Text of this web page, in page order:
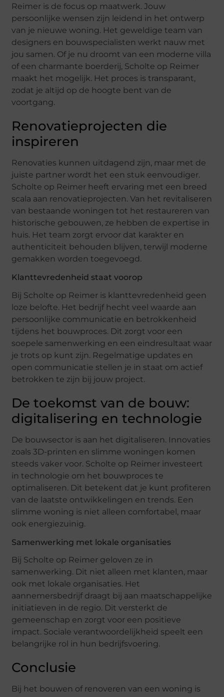
Reimer is de focus op maatwerk. Jouw
persoonlijke wensen zijn leidend in het ontwerp
van je nieuwe woning. Het geweldige team van
designers en bouwspecialisten werkt nauw met
jou samen. Of je nu droomt van een moderne villa
of een charmante boerderij, Scholte op Reimer
maakt het mogelijk. Het proces is transparant,
zodat je altijd op de hoogte bent van de
voortgang.
Renovatieprojecten die
inspireren
Renovaties kunnen uitdagend zijn, maar met de
juiste partner wordt het een stuk eenvoudiger.
Scholte op Reimer heeft ervaring met een breed
scala aan renovatieprojecten. Van het revitaliseren
van bestaande woningen tot het restaureren van
historische gebouwen, ze hebben de expertise in
huis. Het team zorgt ervoor dat karakter en
authenticiteit behouden blijven, terwijl moderne
gemakken worden toegevoegd.
Klanttevredenheid staat voorop
Bij Scholte op Reimer is klanttevredenheid geen
loze belofte. Het bedrijf hecht veel waarde aan
persoonlijke communicatie en betrokkenheid
tijdens het bouwproces. Dit zorgt voor een
soepele samenwerking en een eindresultaat waar
je trots op kunt zijn. Regelmatige updates en
open communicatie stellen je in staat om actief
betrokken te zijn bij jouw project.
De toekomst van de bouw:
digitalisering en technologie
De bouwsector is aan het digitaliseren. Innovaties
zoals 3D-printen en slimme woningen komen
steeds vaker voor. Scholte op Reimer investeert
in technologie om het bouwproces te
optimaliseren. Dit betekent dat je kunt profiteren
van de laatste ontwikkelingen en trends. Een
slimme woning is niet alleen comfortabel, maar
ook energiezuinig.
Samenwerking met lokale organisaties
Bij Scholte op Reimer geloven ze in
samenwerking. Dit niet alleen met klanten, maar
ook met lokale organisaties. Het
aannemersbedrijf draagt bij aan maatschappelijke
initiatieven in de regio. Dit versterkt de
gemeenschap en zorgt voor een positieve
impact. Sociale verantwoordelijkheid speelt een
belangrijke rol in hun bedrijfsvoering.
Conclusie
Bij het bouwen of renoveren van een woning is